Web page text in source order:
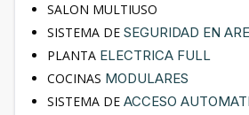
SALON MULTIUSO
SISTEMA DE SEGURIDAD EN
PLANTA ELECTRICA FULL
COCINAS MODULARES
SISTEMA DE ACCESO